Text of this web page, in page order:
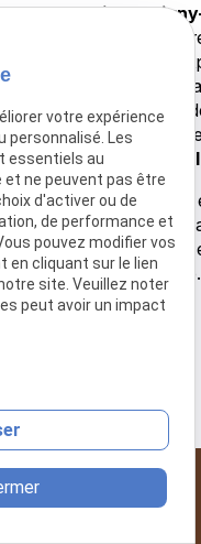
et à
où vous pouvez
corps cherche à
du rythme de
, de libération et
avait besoin d’être
harmonieuse d’
dans cette
heureuse de
soins énergétiques
ou en savoir davantage.
phone
02 446 49 93
votre expérience
personnalisé. Les
essentiels au
ne peuvent pas être
d'activer ou de
de performance et
pouvez modifier vos
en cliquant sur le lien
site. Veuillez noter
peut avoir un impact